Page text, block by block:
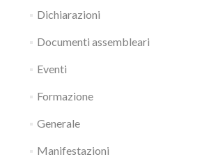
Dichiarazioni
Documenti assembleari
Eventi
Formazione
Generale
Manifestazioni